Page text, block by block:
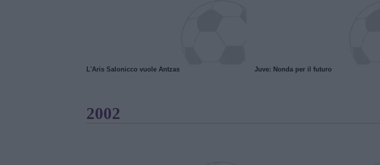
L'Aris Salonicco vuole Antzas Juve: Nonda per il futuro
2002